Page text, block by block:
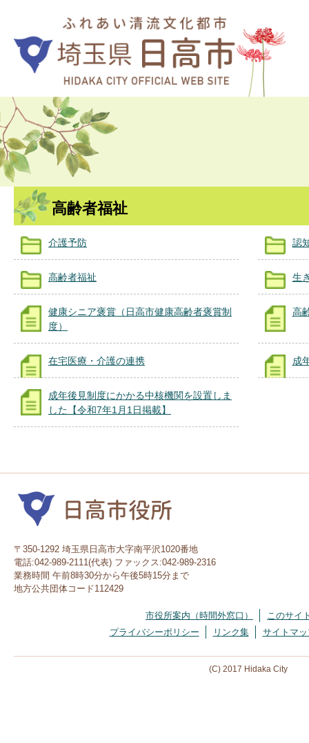
高齢者福祉
介護予防 認
高齢者福祉 生
健康シニア褒賞（日高市健康高齢者褒賞制
度）
高
在宅医療・介護の連携 成
成年後見制度にかかる中核機関を設置しま
した【令和7年1月1日掲載】
〒350-1292 埼玉県日高市大字南平沢1020番地
電話:042-989-2111(代表) ファックス:042-989-2316
業務時間 午前8時30分から午後5時15分まで
地方公共団体コード112429
市役所案内（時間外窓口）
このサイ
プライバシーポリシー
リンク集 サイトマッ
(C) 2017 Hidaka City